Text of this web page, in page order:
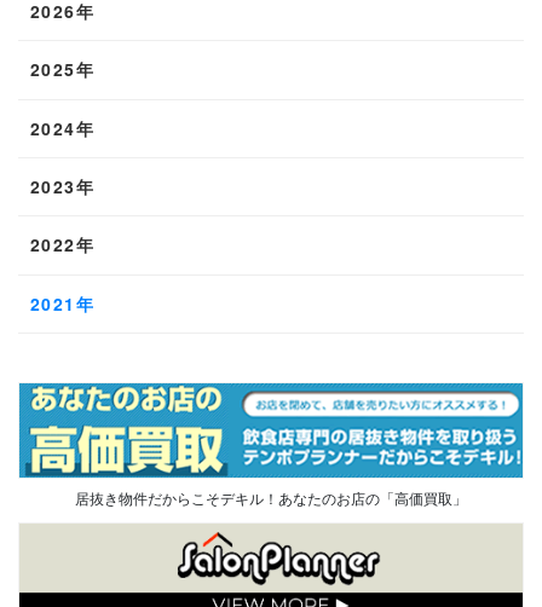
2026年
2025年
2024年
2023年
2022年
2021年
居抜き物件だからこそデキル！あなたのお店の「高価買取」